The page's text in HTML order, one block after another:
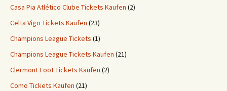
Casa Pia Atlético Clube Tickets Kaufen (2)
Celta Vigo Tickets Kaufen (23)
Champions League Tickets (1)
Champions League Tickets Kaufen (21)
Clermont Foot Tickets Kaufen (2)
Como Tickets Kaufen (21)